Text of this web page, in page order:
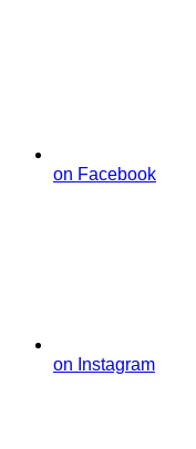
on Facebook
on Instagram